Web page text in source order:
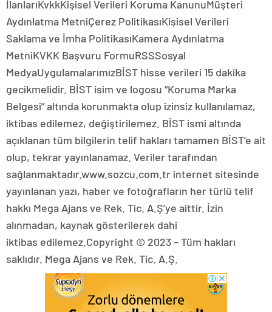
İlanlarıKvkkKişisel Verileri Koruma KanunuMüşteri
Aydınlatma MetniÇerez PolitikasıKişisel Verileri
Saklama ve İmha PolitikasıKamera Aydınlatma
MetniKVKK Başvuru FormuRSSSosyal
MedyaUygulamalarımızBİST hisse verileri 15 dakika
gecikmelidir. BİST isim ve logosu “Koruma Marka
Belgesi” altında korunmakta olup izinsiz kullanılamaz,
iktibas edilemez, değiştirilemez. BİST ismi altında
açıklanan tüm bilgilerin telif hakları tamamen BİST’e ait
olup, tekrar yayınlanamaz. Veriler tarafından
sağlanmaktadır.www.sozcu.com.tr internet sitesinde
yayınlanan yazı, haber ve fotoğrafların her türlü telif
hakkı Mega Ajans ve Rek. Tic. A.Ş’ye aittir. İzin
alınmadan, kaynak gösterilerek dahi
iktibas edilemez.Copyright © 2023 – Tüm hakları
saklıdır. Mega Ajans ve Rek. Tic. A.Ş.